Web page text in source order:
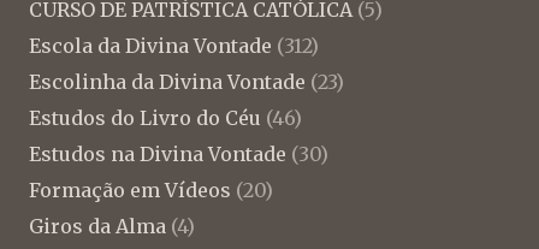
CURSO DE PATRÍSTICA CATÓLICA(5)
Escola da Divina Vontade (312)
Escolinha da Divina Vontade (23)
Estudos do Livro do Céu (46)
Estudos na Divina Vontade (30)
Formação em Vídeos (20)
Giros da Alma (4)